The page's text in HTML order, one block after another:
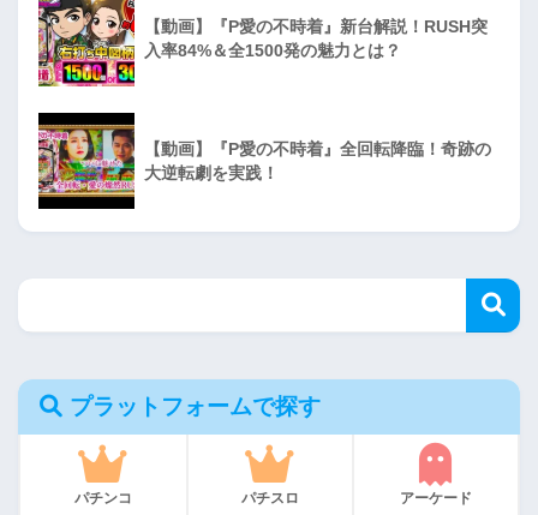
【動画】『P愛の不時着』新台解説！RUSH突
入率84%＆全1500発の魅力とは？
【動画】『P愛の不時着』全回転降臨！奇跡の
大逆転劇を実践！
プラットフォームで探す
パチンコ パチスロ アーケード